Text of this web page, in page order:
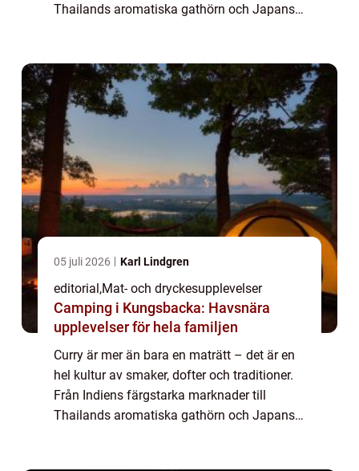
Thailands aromatiska gathörn och Japans
05 juli 2026 Karl Lindgren
editorial,Mat- och dryckesupplevelser
Camping i Kungsbacka: Havsnära
upplevelser för hela familjen
Curry är mer än bara en maträtt – det är en
hel kultur av smaker, dofter och traditioner.
Från Indiens färgstarka marknader till
Thailands aromatiska gathörn och Japans